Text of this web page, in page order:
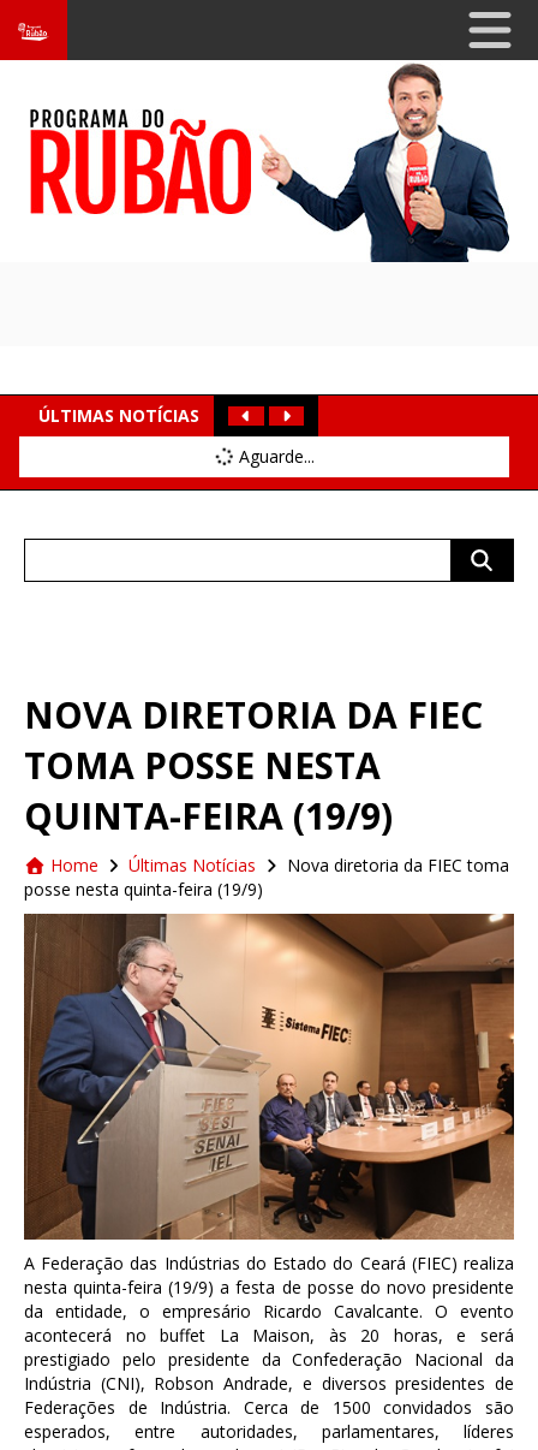
ÚLTIMAS NOTÍCIAS
Aguarde...
NOVA DIRETORIA DA FIEC
TOMA POSSE NESTA
QUINTA-FEIRA (19/9)
Home Últimas Notícias
Nova diretoria da FIEC toma
posse nesta quinta-feira (19/9)
A Federação das Indústrias do Estado do Ceará (FIEC) realiza
nesta quinta-feira (19/9) a festa de posse do novo presidente
da entidade, o empresário Ricardo Cavalcante. O evento
acontecerá no buffet La Maison, às 20 horas, e será
prestigiado pelo presidente da Confederação Nacional da
Indústria (CNI), Robson Andrade, e diversos presidentes de
Federações de Indústria. Cerca de 1500 convidados são
esperados, entre autoridades, parlamentares, líderes